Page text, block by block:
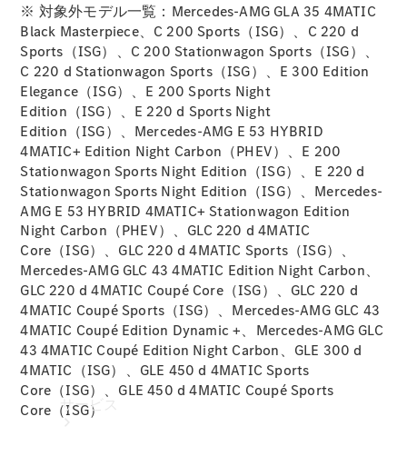
Mercedes-
Benz
Accessories
ウォールユ
ニット
Mercedes-
Benz
Collection
カーケア
サービス
※ 対象外モデル一覧：Mercedes-AMG GLA 35 4MATIC
Black Masterpiece、C 200 Sports（ISG）、C 220 d
Sports（ISG）、C 200 Stationwagon Sports（ISG）、
C 220 d Stationwagon Sports（ISG）、E 300 Edition
Elegance（ISG）、E 200 Sports Night
Edition（ISG）、E 220 d Sports Night
Edition（ISG）、Mercedes-AMG E 53 HYBRID
4MATIC+ Edition Night Carbon（PHEV）、E 200
Stationwagon Sports Night Edition（ISG）、E 220 d
Stationwagon Sports Night Edition（ISG）、Mercedes-
AMG E 53 HYBRID 4MATIC+ Stationwagon Edition
Night Carbon（PHEV）、GLC 220 d 4MATIC
Core（ISG）、GLC 220 d 4MATIC Sports（ISG）、
Mercedes-AMG GLC 43 4MATIC Edition Night Carbon、
GLC 220 d 4MATIC Coupé Core（ISG）、GLC 220 d
4MATIC Coupé Sports（ISG）、Mercedes-AMG GLC 43
4MATIC Coupé Edition Dynamic +、Mercedes-AMG GLC
43 4MATIC Coupé Edition Night Carbon、GLE 300 d
4MATIC（ISG）、GLE 450 d 4MATIC Sports
Core（ISG）、GLE 450 d 4MATIC Coupé Sports
Core（ISG）